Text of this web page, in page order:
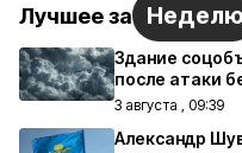
Лучшее за Неделю
Здание
после атаки
3 августа , 09:39
Александр